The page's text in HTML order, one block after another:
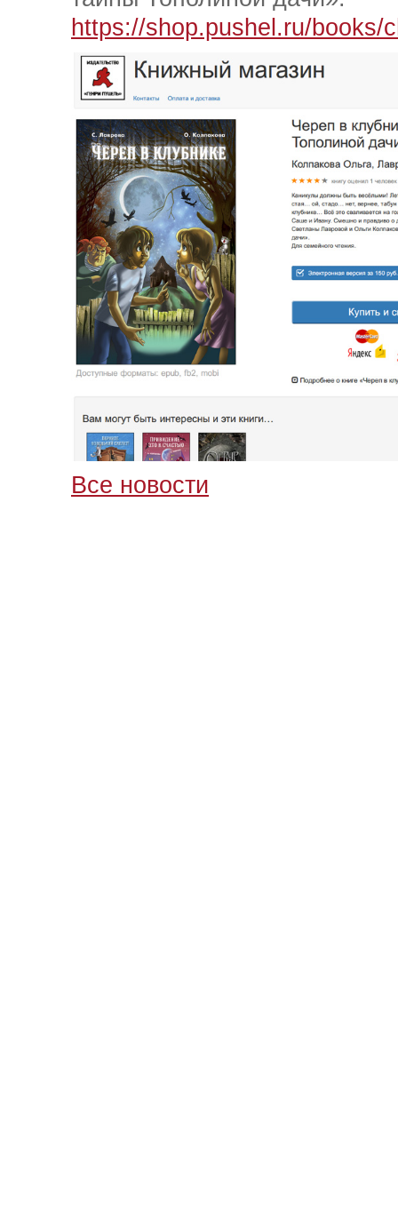
https://shop.pushel.ru/books/
Все новости